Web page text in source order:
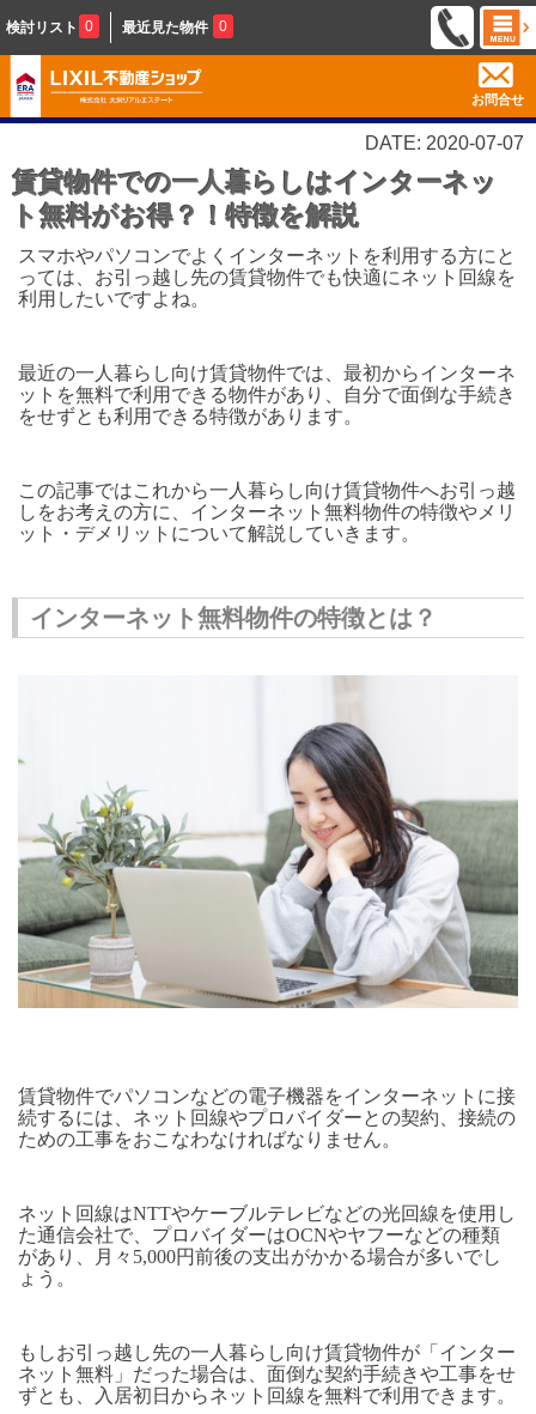
検討リスト 0 最近見た物件 0
お問合せ
DATE: 2020-07-07
賃貸物件での一人暮らしはインターネッ
ト無料がお得？！特徴を解説
スマホやパソコンでよくインターネットを利用する方にと
っては、お引っ越し先の賃貸物件でも快適にネット回線を
利用したいですよね。
最近の一人暮らし向け賃貸物件では、最初からインターネ
ットを無料で利用できる物件があり、自分で面倒な手続き
をせずとも利用できる特徴があります。
この記事ではこれから一人暮らし向け賃貸物件へお引っ越
しをお考えの方に、インターネット無料物件の特徴やメリ
ット・デメリットについて解説していきます。
インターネット無料物件の特徴とは？
賃貸物件でパソコンなどの電子機器をインターネットに接
続するには、ネット回線やプロバイダーとの契約、接続の
ための工事をおこなわなければなりません。
ネット回線はNTTやケーブルテレビなどの光回線を使用し
た通信会社で、プロバイダーはOCNやヤフーなどの種類
があり、月々5,000円前後の支出がかかる場合が多いでし
ょう。
もしお引っ越し先の一人暮らし向け賃貸物件が「インター
ネット無料」だった場合は、面倒な契約手続きや工事をせ
ずとも、入居初日からネット回線を無料で利用できます。